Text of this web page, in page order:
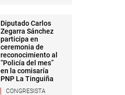
Diputado Carlos
Zegarra Sánchez
participa en
ceremonia de
reconocimiento al
“Policía del mes”
en la comisaría
PNP La Tinguiña
CONGRESISTA